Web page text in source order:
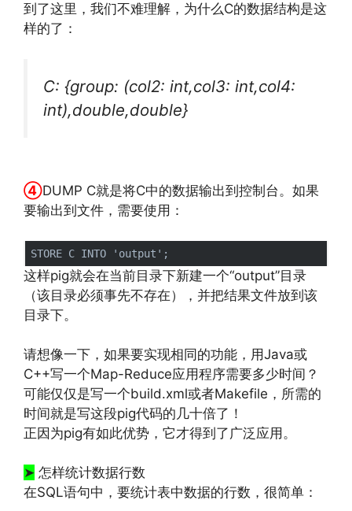
到了这里，我们不难理解，为什么C的数据结构是这
样的了：
C: {group: (col2: int,col3: int,col4:
int),double,double}
④DUMP C就是将C中的数据输出到控制台。如果
要输出到文件，需要使用：
这样pig就会在当前目录下新建一个“output”目录
（该目录必须事先不存在），并把结果文件放到该
目录下。
请想像一下，如果要实现相同的功能，用Java或
C++写一个Map-Reduce应用程序需要多少时间？
可能仅仅是写一个build.xml或者Makefile，所需的
时间就是写这段pig代码的几十倍了！
正因为pig有如此优势，它才得到了广泛应用。
➤ 怎样统计数据行数
在SQL语句中，要统计表中数据的行数，很简单：